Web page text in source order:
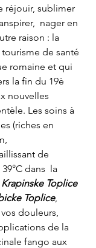
réjouir, sublimer
nager en
raison : la
de santé
romaine et qui
la fin du 19è
nouvelles
Les soins à
(riches en
de
dans  la
Krapinske Toplice
Toplice,
douleurs,
de la
fango aux